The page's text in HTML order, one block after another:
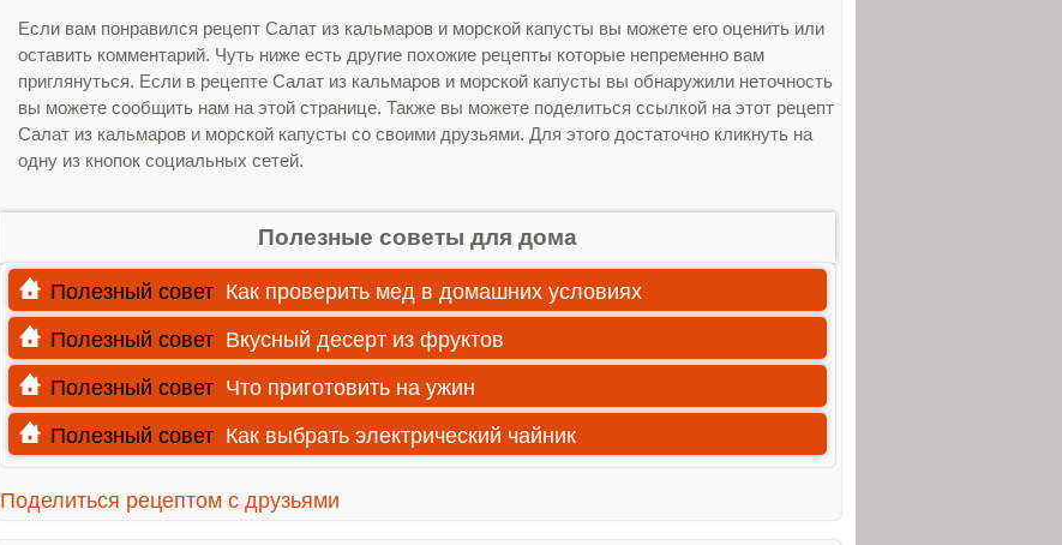
Если вам понравился рецепт Салат из кальмаров и морской капусты вы можете его оценить или
оставить комментарий. Чуть ниже есть другие похожие рецепты которые непременно вам
приглянуться. Если в рецепте Салат из кальмаров и морской капусты вы обнаружили неточность
вы можете сообщить нам на этой странице. Также вы можете поделиться ссылкой на этот рецепт
Салат из кальмаров и морской капусты со своими друзьями. Для этого достаточно кликнуть на
одну из кнопок социальных сетей.
Полезные советы для дома
Полезный совет Как проверить мед в домашних условиях
Полезный совет Вкусный десерт из фруктов
Полезный совет Что приготовить на ужин
Полезный совет Как выбрать электрический чайник
Поделиться рецептом с друзьями